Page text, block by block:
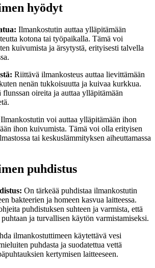
hyödyt
Ilmankostutin auttaa ylläpitämään
kotona tai työpaikalla. Tämä voi
kuivumista ja ärsytystä, erityisesti talvella
Riittävä ilmankosteus auttaa lievittämään
nenän tukkoisuutta ja kuivaa kurkkua.
flunssan oireita ja auttaa ylläpitämään
Ilmankostutin voi auttaa ylläpitämään ihon
ihon kuivumista. Tämä voi olla erityisen
tai keskuslämmityksen aiheuttamassa
puhdistus
On tärkeää puhdistaa ilmankostutin
bakteerien ja homeen kasvua laitteessa.
puhdistuksen suhteen ja varmista, että
ja turvallisen käytön varmistamiseksi.
ilmankostuttimeen käytettävä vesi
puhdasta ja suodatettua vettä
kertymisen laitteeseen.